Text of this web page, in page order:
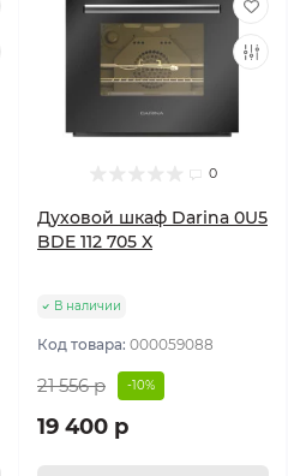
0
Духовой шкаф Darina 0U5
BDE 112 705 X
В наличии
Код товара: 000059088
21 556 р -10%
19 400 р